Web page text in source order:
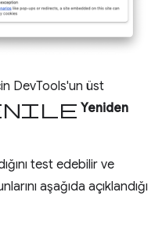
DevTools'un üst
Yeniden
test edebilir ve
aşağıda açıklandığı